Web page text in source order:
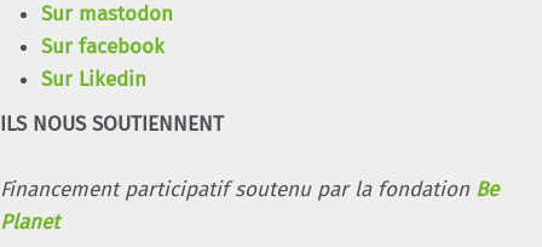
Sur mastodon
Sur facebook
Sur Likedin
ILS NOUS SOUTIENNENT
Financement participatif soutenu par la fondation Be
Planet